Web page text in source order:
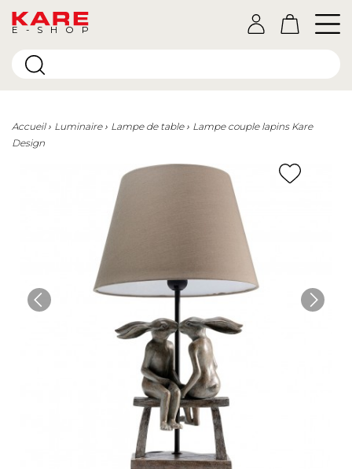
E-SHOP
Accueil Luminaire Lampe de table
Lampe couple lapins Kare
Design